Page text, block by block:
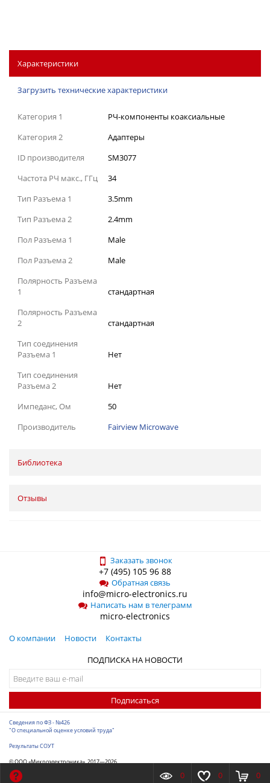
Характеристики
Загрузить технические характеристики
Категория 1
РЧ-компоненты коаксиальные
Категория 2
Адаптеры
ID производителя
SM3077
Частота РЧ макс., ГГц
34
Тип Разъема 1
3.5mm
Тип Разъема 2
2.4mm
Пол Разъема 1
Male
Пол Разъема 2
Male
Полярность Разъема
1
стандартная
Полярность Разъема
2
стандартная
Тип соединения
Разъема 1
Нет
Тип соединения
Разъема 2
Нет
Импеданс, Ом
50
Производитель
Fairview Microwave
Библиотека
Отзывы
Заказать звонок
+7 (495) 105 96 88
Обратная связь
info@micro-electronics.ru
Написать нам в телеграмм
micro-electronics
О компании Новости
Контакты
ПОДПИСКА НА НОВОСТИ
Подписаться
Сведения по ФЗ - №426
"О специальной оценке условий труда"
Результаты СОУТ
© ООО «Микроэлектроника», 2017—2026
Разработка сайта
0 0 0